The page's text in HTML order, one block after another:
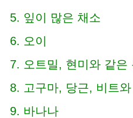
잎이 많은 채소
오이
오트밀, 현미와 같은
고구마, 당근, 비트
바나나